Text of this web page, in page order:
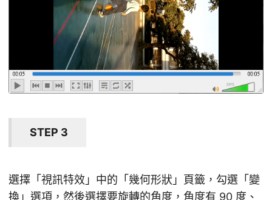
STEP 3
選擇「視訊特效」中的「幾何形狀」頁籤，勾選「變
換」選項，然後選擇要旋轉的角度，角度有 90 度、